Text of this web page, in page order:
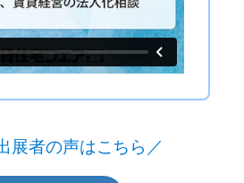
展者の声はこちら／